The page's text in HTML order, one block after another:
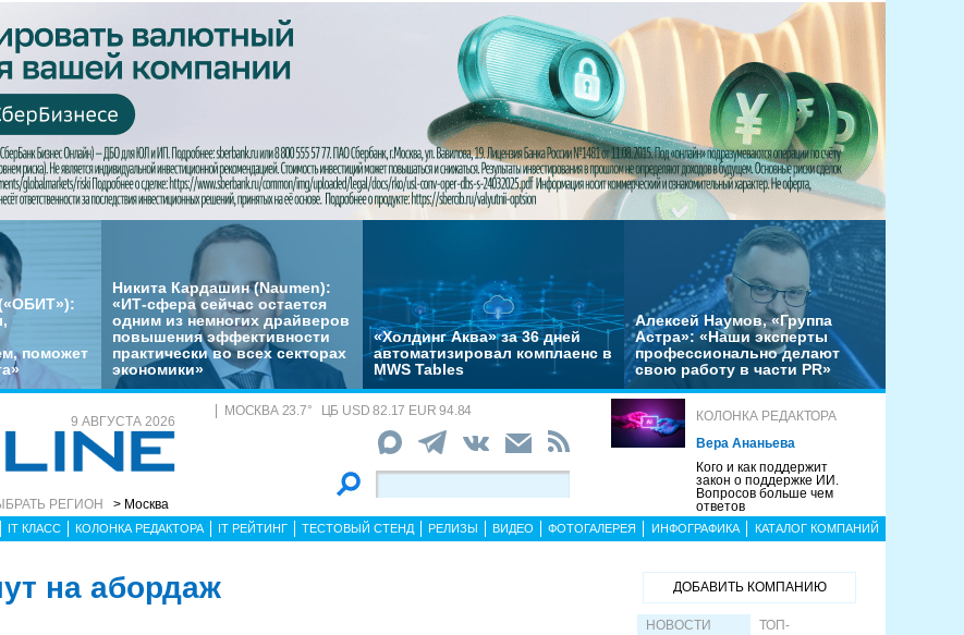
поможет
Никита Кардашин (Naumen):
«ИТ-сфера сейчас остается
одним из немногих драйверов
повышения эффективности
практически во всех секторах
экономики»
«Холдинг Аква» за 36 дней
автоматизировал комплаенс в
MWS Tables
Алексей Наумов, «Группа
Астра»: «Наши эксперты
профессионально делают
свою работу в части PR»
9 АВГУСТА 2026
РЕГИОН > Москва
МОСКВА 23.7° ЦБ USD 82.17 EUR 94.84
КОЛОНКА РЕДАКТОРА
Вера Ананьева
Кого и как поддержит
закон о поддержке ИИ.
Вопросов больше чем
ответов
IT КЛАСС КОЛОНКА РЕДАКТОРА IT РЕЙТИНГ ТЕСТОВЫЙ СТЕНД РЕЛИЗЫ ВИДЕО ФОТОГАЛЕРЕЯ ИНФОГРАФИКА КАТАЛОГ КОМПАНИЙ
на абордаж ДОБАВИТЬ КОМПАНИЮ
НОВОСТИ
ТОП-